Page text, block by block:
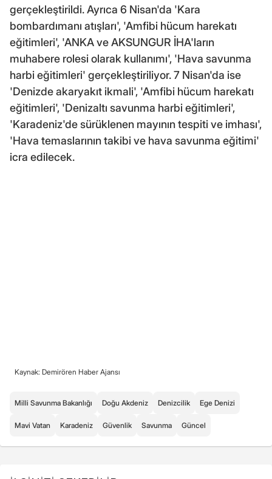
gerçekleştirildi. Ayrıca 6 Nisan'da 'Kara
bombardımanı atışları', 'Amfibi hücum harekatı
eğitimleri', 'ANKA ve AKSUNGUR İHA'ların
muhabere rolesi olarak kullanımı', 'Hava savunma
harbi eğitimleri' gerçekleştiriliyor. 7 Nisan'da ise
'Denizde akaryakıt ikmali', 'Amfibi hücum harekatı
eğitimleri', 'Denizaltı savunma harbi eğitimleri',
'Karadeniz'de sürüklenen mayının tespiti ve imhası',
'Hava temaslarının takibi ve hava savunma eğitimi'
icra edilecek.
Kaynak: Demirören Haber Ajansı
Milli Savunma Bakanlığı Doğu Akdeniz Denizcilik Ege Denizi
Mavi Vatan Karadeniz Güvenlik Savunma Güncel